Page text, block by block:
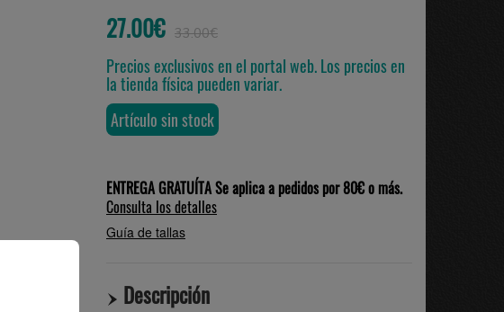
27.00€ 33.00€
Precios exclusivos en el portal web. Los precios en
la tienda física pueden variar.
Artículo sin stock
ENTREGA GRATUÍTA Se aplica a pedidos por 80€ o más.
Consulta los detalles
Guía de tallas
Descripción